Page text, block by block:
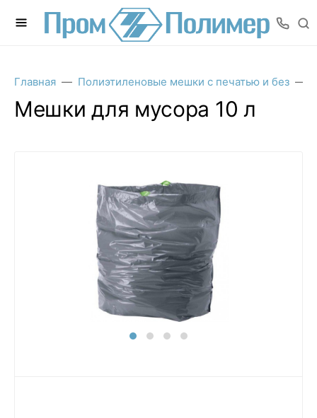
Главная Полиэтиленовые мешки с печатью и без
Мешки для мусора 10 л